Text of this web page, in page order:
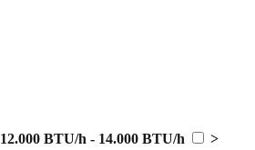
12.000 BTU/h - 14.000 BTU/h
>